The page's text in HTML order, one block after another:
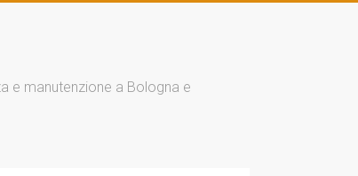
e manutenzione a Bologna e